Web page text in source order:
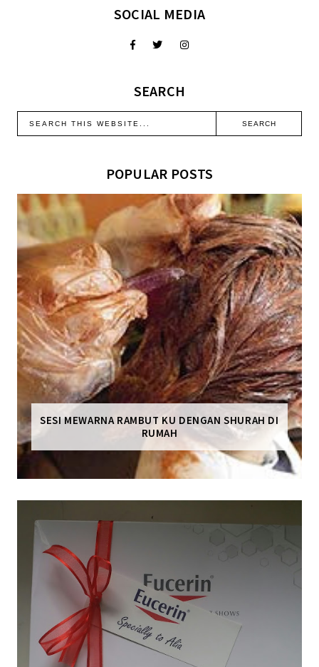
SOCIAL MEDIA
SEARCH
POPULAR POSTS
SESI MEWARNA RAMBUT KU DENGAN SHURAH DI
RUMAH